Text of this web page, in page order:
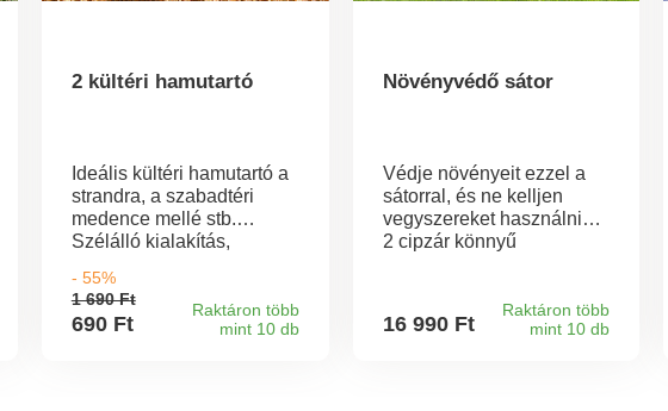
2 kültéri hamutartó
Ideális kültéri hamutartó a
strandra, a szabadtéri
medence mellé stb.
Szélálló kialakítás,
fagylalttölcsér, fedéllel és
bevágással a cigaretta
számára. Egyszerűen
- 55%
1 690 Ft
690 Ft
Raktáron több
mint 10 db
Növényvédő sátor
Védje növényeit ezzel a
sátorral, és ne kelljen
vegyszereket használnia.
2 cipzár könnyű
tartást biztosít az ágyban.
Tárolózseb mellékelve.
16 990 Ft
Raktáron több
mint 10 db